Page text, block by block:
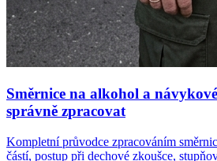
Směrnice na alkohol a
správně zpracovat
Kompletní průvodce zpracováním
částí, postup při dechové zkoušce,